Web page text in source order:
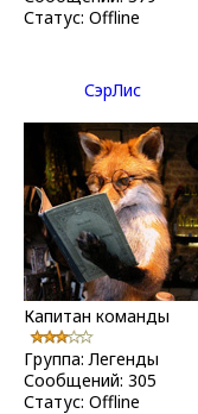
Статус: Offline
СэрЛис
Капитан команды
Группа: Легенды
Сообщений: 305
Статус: Offline